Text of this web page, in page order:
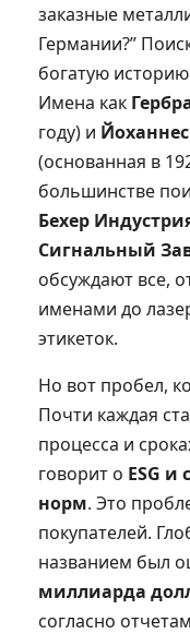
заказные
Германии?”
богатую
Имена как
году) и
(основанная в
большинстве
Бехер
Сигнальный
обсуждают все,
именами до
этикеток.
Но вот пробел,
Почти каждая
процесса и
говорит о ESG
норм. Это
покупателей.
названием был
миллиарда
согласно